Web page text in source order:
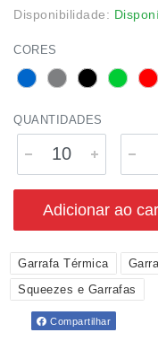
Disponibilidade:
CORES
QUANTIDADES
Adicionar ao
Garrafa Térmica
Squeezes e Garrafas
Compartilhar